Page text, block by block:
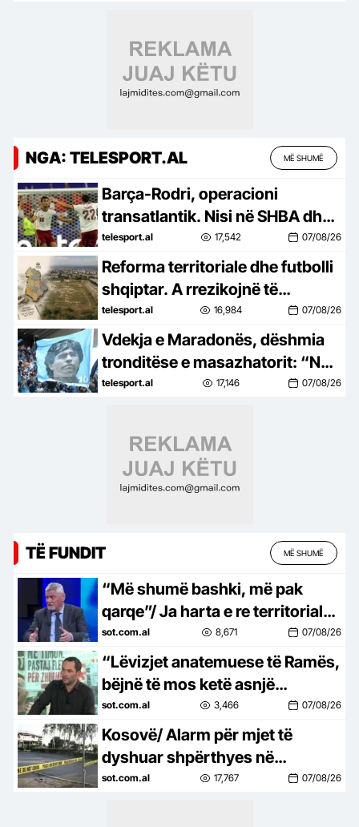
NGA: TELESPORT.AL MË SHUMË
Barça-Rodri, operacioni
transatlantik. Nisi në SHBA dhe
po hyn në fazën vendimtare
telesport.al 17,542 07/08/26
Reforma territoriale dhe futbolli
shqiptar. A rrezikojnë të
“shkrihen” edhe klubet bashkë
me bashkitë?
telesport.al 16,984 07/08/26
Vdekja e Maradonës, dëshmia
tronditëse e masazhatorit: “Nuk
donte të ngrihej nga shtrati, as
telesport.al 17,146 07/08/26
TË FUNDIT MË SHUMË
“Më shumë bashki, më pak
qarqe”/ Ja harta e re territoriale,
sipas Shehit: Si duhet ndarë
Shqipëria
sot.com.al 8,671 07/08/26
“Lëvizjet anatemuese të Ramës,
bëjnë të mos ketë asnjë
ndërprerje nga qytetarët”/
Protesta, Pashaj: Politika ka…
sot.com.al 3,466 07/08/26
Kosovë/ Alarm për mjet të
dyshuar shpërthyes në
stacionin e autobusëve në
sot.com.al 17,767 07/08/26